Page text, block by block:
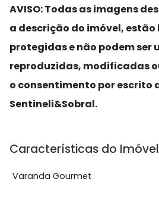
AVISO: Todas as imagens
a descrição do imóvel,
protegidas e não podem ser
reproduzidas, modificadas
o consentimento por escrito
Sentineli&Sobral.
Características do Imóvel
Varanda Gourmet